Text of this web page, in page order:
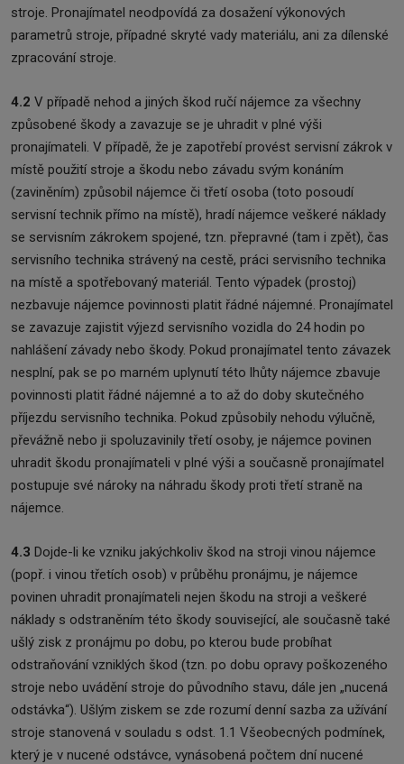
stroje. Pronajímatel neodpovídá za dosažení výkonových
parametrů stroje, případné skryté vady materiálu, ani za dílenské
zpracování stroje.
4.2 V případě nehod a jiných škod ručí nájemce za všechny
způsobené škody a zavazuje se je uhradit v plné výši
pronajímateli. V případě, že je zapotřebí provést servisní zákrok v
místě použití stroje a škodu nebo závadu svým konáním
(zaviněním) způsobil nájemce či třetí osoba (toto posoudí
servisní technik přímo na místě), hradí nájemce veškeré náklady
se servisním zákrokem spojené, tzn. přepravné (tam i zpět), čas
servisního technika strávený na cestě, práci servisního technika
na místě a spotřebovaný materiál. Tento výpadek (prostoj)
nezbavuje nájemce povinnosti platit řádné nájemné. Pronajímatel
se zavazuje zajistit výjezd servisního vozidla do 24 hodin po
nahlášení závady nebo škody. Pokud pronajímatel tento závazek
nesplní, pak se po marném uplynutí této lhůty nájemce zbavuje
povinnosti platit řádné nájemné a to až do doby skutečného
příjezdu servisního technika. Pokud způsobily nehodu výlučně,
převážně nebo ji spoluzavinily třetí osoby, je nájemce povinen
uhradit škodu pronajímateli v plné výši a současně pronajímatel
postupuje své nároky na náhradu škody proti třetí straně na
nájemce.
4.3 Dojde-li ke vzniku jakýchkoliv škod na stroji vinou nájemce
(popř. i vinou třetích osob) v průběhu pronájmu, je nájemce
povinen uhradit pronajímateli nejen škodu na stroji a veškeré
náklady s odstraněním této škody související, ale současně také
ušlý zisk z pronájmu po dobu, po kterou bude probíhat
odstraňování vzniklých škod (tzn. po dobu opravy poškozeného
stroje nebo uvádění stroje do původního stavu, dále jen „nucená
odstávka“). Ušlým ziskem se zde rozumí denní sazba za užívání
stroje stanovená v souladu s odst. 1.1 Všeobecných podmínek,
který je v nucené odstávce, vynásobená počtem dní nucené